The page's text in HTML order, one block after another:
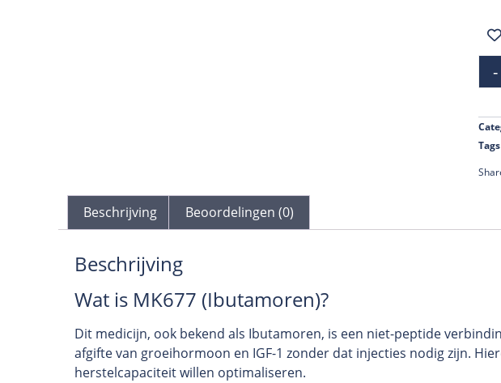
-
Tags
Beschrijving Beoordelingen (0)
Beschrijving
Wat is MK677 (Ibutamoren)?
Dit medicijn, ook bekend als Ibutamoren, is een niet-peptide
afgifte van groeihormoon en IGF-1 zonder dat injecties nodig zijn.
herstelcapaciteit willen optimaliseren.